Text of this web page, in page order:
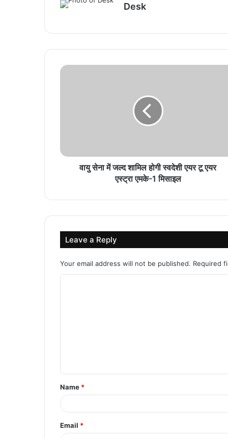
Desk
वायु सेना में जल्द शामिल होगी स्वदेशी एयर टू एयर
एस्ट्रा एमके-1 मिसाइल
Leave a Reply
Your email address will not be published. Required
t
*
Name *
Email *